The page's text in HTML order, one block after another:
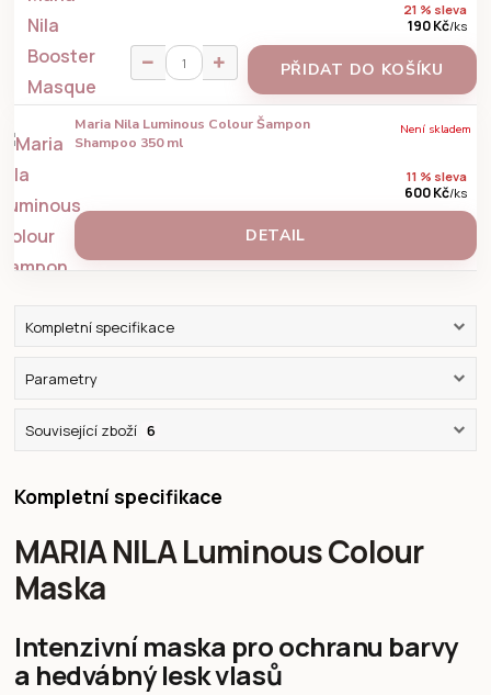
21 % sleva
190 Kč/ks
PŘIDAT DO KOŠÍKU
Maria Nila Luminous Colour Šampon
Shampoo 350 ml
11 % sleva
600 Kč/ks
Není skladem
DETAIL
Kompletní specifikace
Parametry
Související zboží 6
Kompletní specifikace
MARIA NILA Luminous Colour
Maska
Intenzivní maska pro ochranu barvy
a hedvábný lesk vlasů